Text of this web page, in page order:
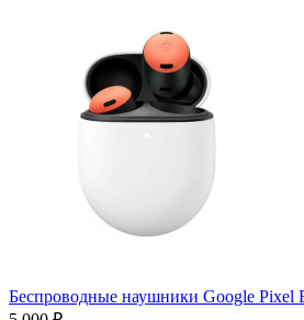
Беспроводные наушники Google Pixel